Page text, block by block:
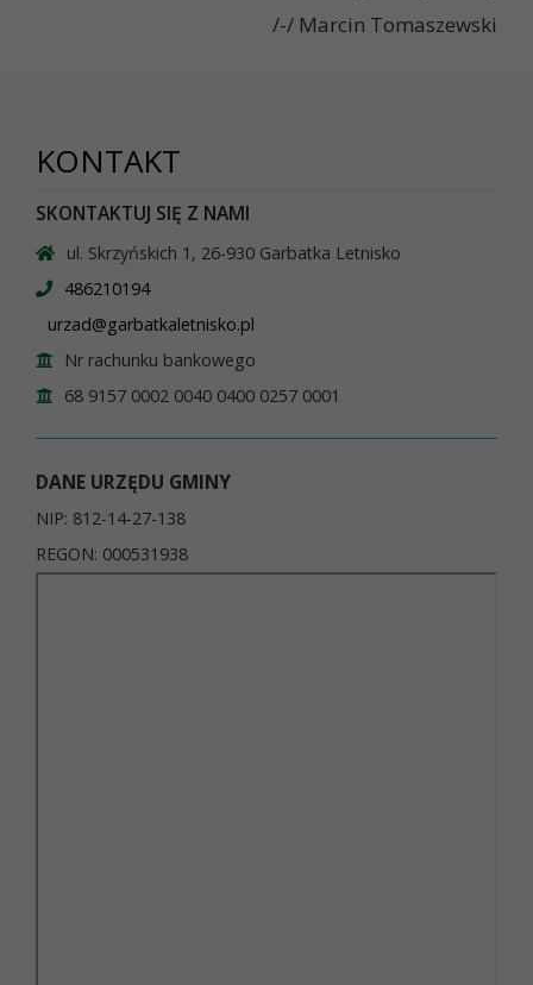
/-/ Marcin Tomaszewski
KONTAKT
SKONTAKTUJ SIĘ Z NAMI
ul. Skrzyńskich 1, 26-930 Garbatka Letnisko
486210194
urzad@garbatkaletnisko.pl
Nr rachunku bankowego
68 9157 0002 0040 0400 0257 0001
DANE URZĘDU GMINY
NIP: 812-14-27-138
REGON: 000531938